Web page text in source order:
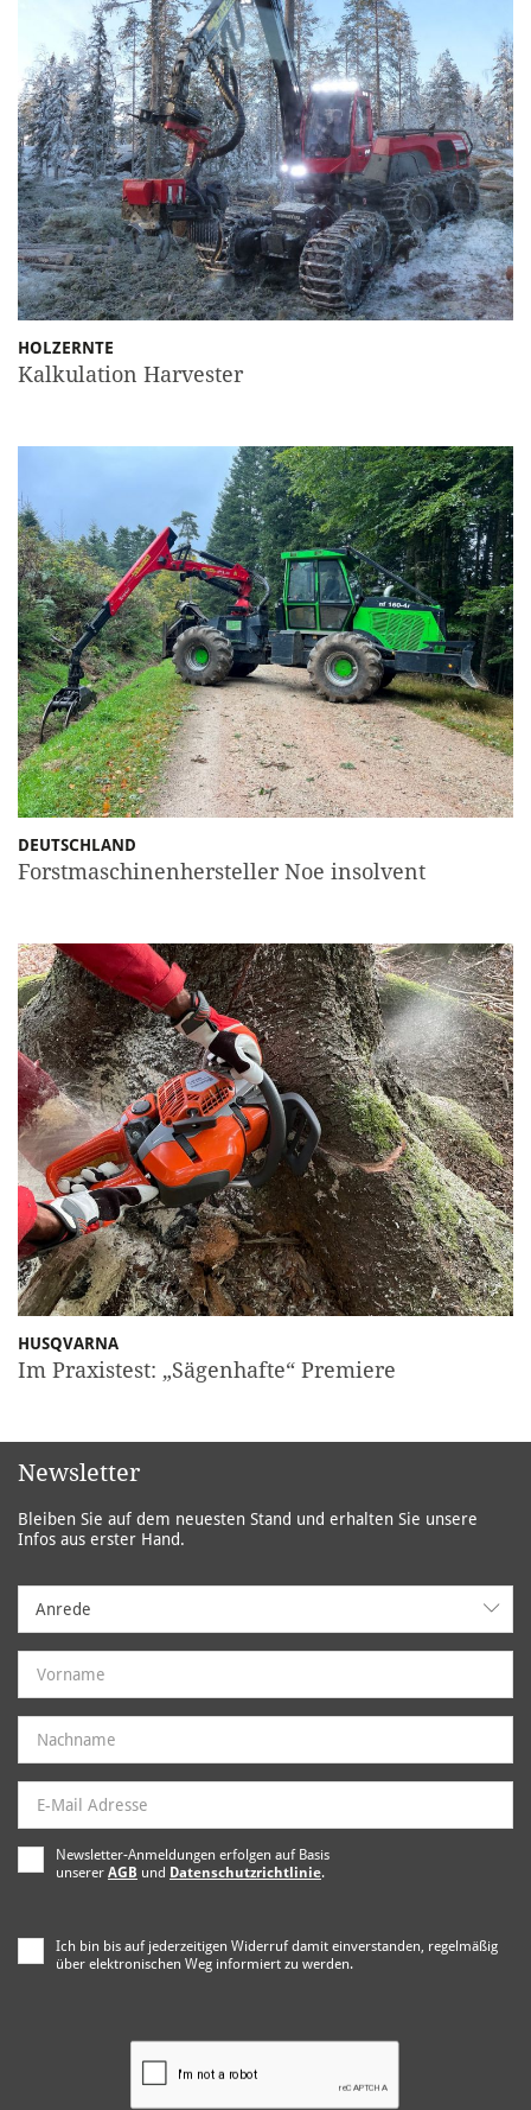
HOLZERNTE
Kalkulation Harvester
DEUTSCHLAND
Forstmaschinenhersteller Noe insolvent
HUSQVARNA
Im Praxistest: „Sägenhafte“ Premiere
Newsletter
Bleiben Sie auf dem neuesten Stand und erhalten Sie unsere
Infos aus erster Hand.
Anrede
Newsletter-Anmeldungen erfolgen auf Basis
unserer AGB und Datenschutzrichtlinie.
Ich bin bis auf jederzeitigen Widerruf damit einverstanden, regelmäßig
über elektronischen Weg informiert zu werden.